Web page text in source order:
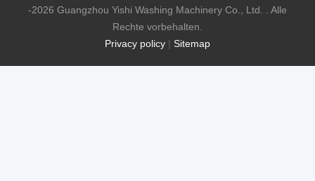
Privacy policy | Sitemap
-2026 Guangzhou Yishi Washing Machinery Co., Ltd. . Alle
Rechte vorbehalten.